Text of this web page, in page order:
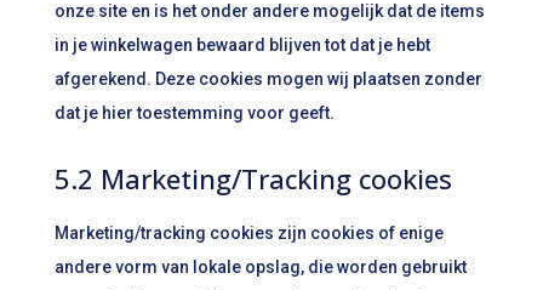
onze site en is het onder andere mogelijk dat de items
in je winkelwagen bewaard blijven tot dat je hebt
afgerekend. Deze cookies mogen wij plaatsen zonder
dat je hier toestemming voor geeft.
5.2 Marketing/Tracking cookies
Marketing/tracking cookies zijn cookies of enige
andere vorm van lokale opslag, die worden gebruikt